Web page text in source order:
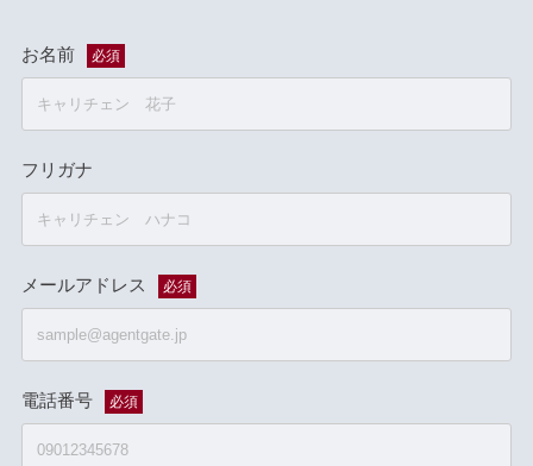
お名前 必須
フリガナ
メールアドレス 必須
電話番号 必須